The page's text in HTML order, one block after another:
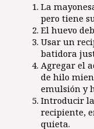
La
pero tiene
El huevo
Usar un
batidora
Agregar el
de hilo
emulsión y
Introducir
recipiente,
quieta.